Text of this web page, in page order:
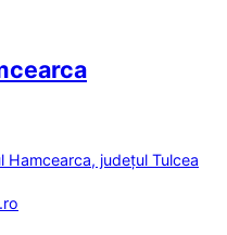
Hamcearca, județul Tulcea